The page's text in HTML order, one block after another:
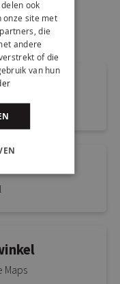
Maps
ook
onze site met
die
andere
of die
van hun